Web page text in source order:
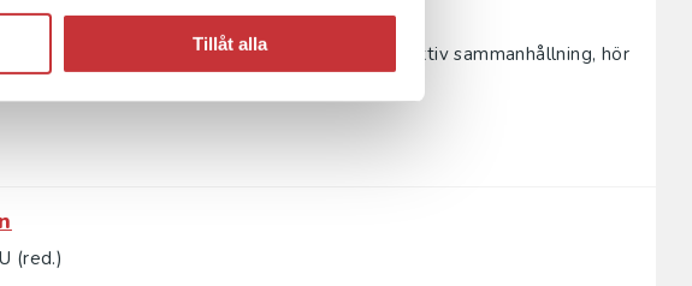
Tillåt alla
i vår tid, från självuppfattningar till kollektiv sammanhållning, hör
(red.)